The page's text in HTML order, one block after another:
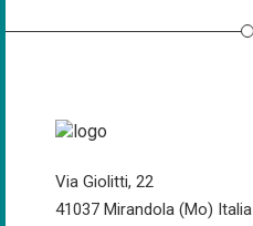
Via Giolitti, 22
41037 Mirandola (Mo) Italia